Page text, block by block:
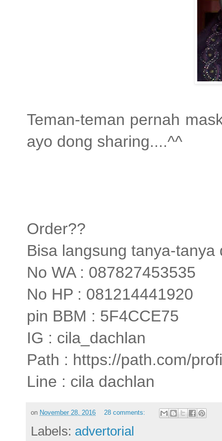
Teman-teman pernah
ayo dong sharing....^^
Order??
Bisa langsung tanya-
No WA : 087827453535
No HP : 081214441920
pin BBM : 5F4CCE75
IG : cila_dachlan
Path : https://path.com/
Line : cila dachlan
on November 28, 2016 28 comments:
Labels: advertorial